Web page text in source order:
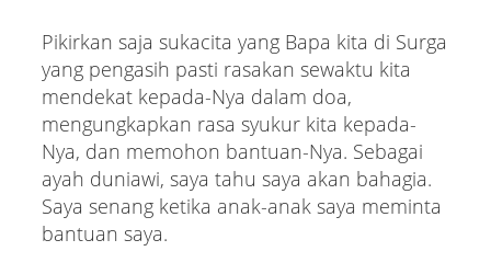
Pikirkan saja sukacita yang Bapa kita di Surga
yang pengasih pasti rasakan sewaktu kita
mendekat kepada-Nya dalam doa,
mengungkapkan rasa syukur kita kepada-
Nya, dan memohon bantuan-Nya. Sebagai
ayah duniawi, saya tahu saya akan bahagia.
Saya senang ketika anak-anak saya meminta
bantuan saya.